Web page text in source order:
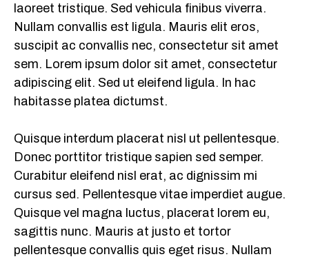
laoreet tristique. Sed vehicula finibus viverra.
Nullam convallis est ligula. Mauris elit eros,
suscipit ac convallis nec, consectetur sit amet
sem. Lorem ipsum dolor sit amet, consectetur
adipiscing elit. Sed ut eleifend ligula. In hac
habitasse platea dictumst.
Quisque interdum placerat nisl ut pellentesque.
Donec porttitor tristique sapien sed semper.
Curabitur eleifend nisl erat, ac dignissim mi
cursus sed. Pellentesque vitae imperdiet augue.
Quisque vel magna luctus, placerat lorem eu,
sagittis nunc. Mauris at justo et tortor
pellentesque convallis quis eget risus. Nullam